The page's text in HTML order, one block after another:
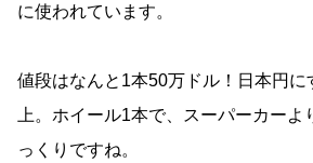
に使われています。
値段はなんと1本50万ドル！日本円に
上。ホイール1本で、スーパーカー
っくりですね。